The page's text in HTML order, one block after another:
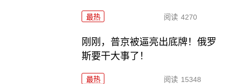
最热 阅读 4270
刚刚，普京被逼亮出底牌！俄罗
斯要干大事了！
最热 阅读 15348